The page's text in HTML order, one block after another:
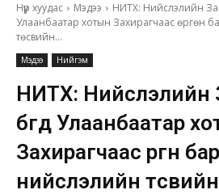
Нүүр хуудас Мэдээ
НИТХ: Нийслэлийн
Улаанбаатар хотын Захирагчаас өргөн
төсвийн...
Мэдээ Нийгэм
НИТХ: Нийслэлийн
бөгөөд Улаанбаатар
Захирагчаас өргөн
нийслэлийн